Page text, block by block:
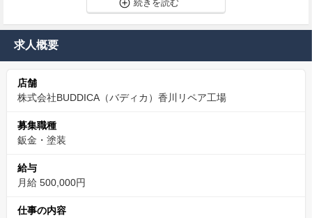
ベンチャー企業で働く、刺激的な毎日：
YouTubeや書籍で発信される中野優作の経営哲学。
「魂は売らない」「即断即決」「透明性」。これらを画面越しで
ベンチャー企業ならではのスピード感と、社会にインパクトを与
えているという実感は、他では味わえない経験です。
✅月給50万円スタート。業界の常識を覆す高待遇
き慣習を私たちは否定します。
示。
求人概要
店舗
株式会社BUDDICA（バディカ）香川リペア工場
募集職種
鈑金・塗装
給与
月給 500,000円
仕事の内容